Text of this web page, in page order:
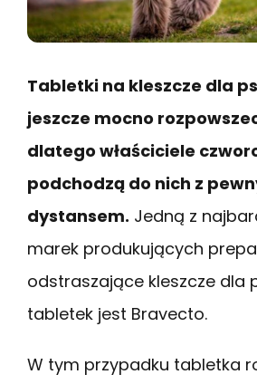
Tabletki na kleszcze dla
jeszcze mocno
dlatego właściciele
podchodzą do nich z
dystansem. Jedną z
marek produkujących
odstraszające kleszcze dla
tabletek jest Bravecto.
W tym przypadku tabletka